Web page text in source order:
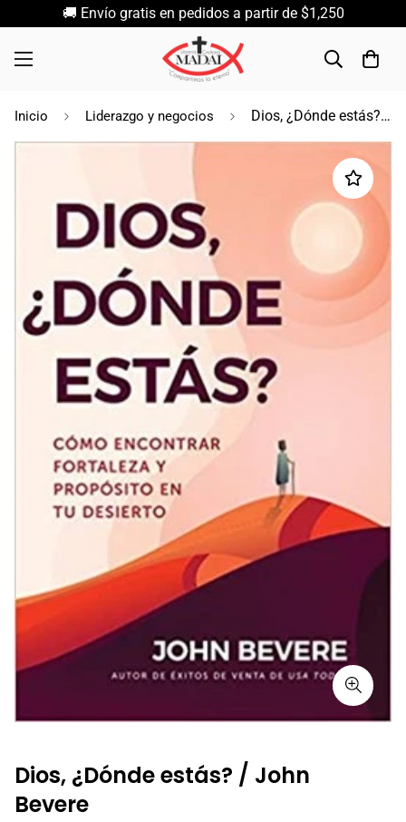
🚚 Envío gratis en pedidos a partir de $1,250
Inicio Liderazgo y negocios Dios, ¿Dónde estás? / John Bevere
Dios, ¿Dónde estás? / John
Bevere